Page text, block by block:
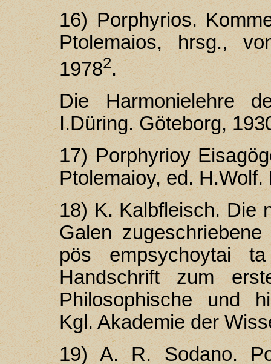
16) Porphyrios.
Ptolemaios, hrsg.,
19782.
Die Harmonielehre
I.Düring. Göteborg,
17) Porphyrioy
Ptolemaioy, ed.
18) K. Kalbfleisch. Die
Galen
pös empsychoytai
Handschrift zum
Philosophische und
Kgl. Akademie der
19) A. R. Sоdanо.